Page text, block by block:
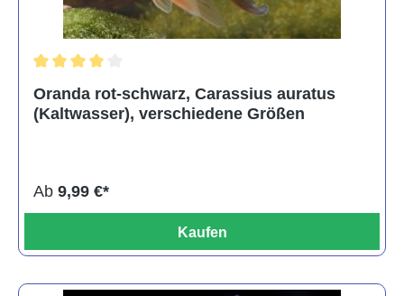
Oranda rot-schwarz, Carassius auratus
(Kaltwasser), verschiedene Größen
Ab 9,99 €*
Kaufen